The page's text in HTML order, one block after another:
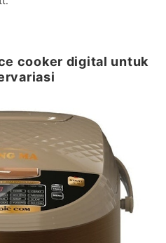
cooker digital untuk